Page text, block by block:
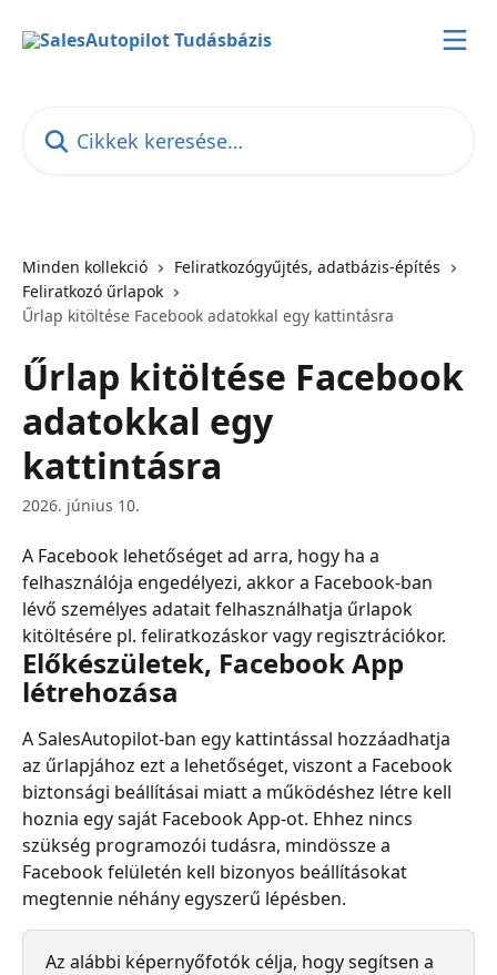
Minden kollekció
Feliratkozógyűjtés, adatbázis-építés
Feliratkozó űrlapok
Űrlap kitöltése Facebook adatokkal egy kattintásra
Űrlap kitöltése Facebook
adatokkal egy
kattintásra
2026. június 10.
A Facebook lehetőséget ad arra, hogy ha a
felhasználója engedélyezi, akkor a Facebook-ban
lévő személyes adatait felhasználhatja űrlapok
kitöltésére pl. feliratkozáskor vagy regisztrációkor.
Előkészületek, Facebook App
létrehozása
A SalesAutopilot-ban egy kattintással hozzáadhatja
az űrlapjához ezt a lehetőséget, viszont a Facebook
biztonsági beállításai miatt a működéshez létre kell
hoznia egy saját Facebook App-ot. Ehhez nincs
szükség programozói tudásra, mindössze a
Facebook felületén kell bizonyos beállításokat
megtennie néhány egyszerű lépésben.
Az alábbi képernyőfotók célja, hogy segítsen a